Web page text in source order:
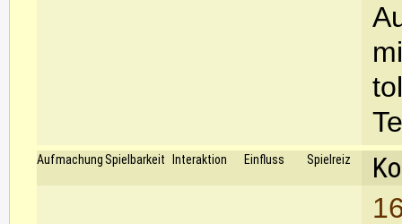
Aufmachung Spielbarkeit Interaktion Einfluss Spielreiz